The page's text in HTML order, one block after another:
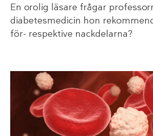
En orolig läsare frågar
diabetesmedicin hon
för- respektive nackdelarna?